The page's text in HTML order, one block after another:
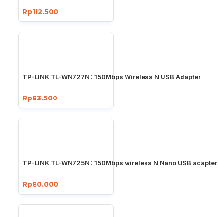
Rp112.500
TP-LINK TL-WN727N : 150Mbps Wireless N USB Adapter
Rp83.500
TP-LINK TL-WN725N : 150Mbps wireless N Nano USB adapter
Rp80.000